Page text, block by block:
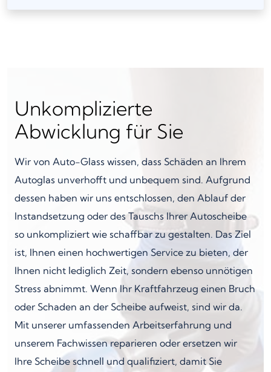
Unkomplizierte
Abwicklung für Sie
Wir von Auto-Glass wissen, dass Schäden an Ihrem
Autoglas unverhofft und unbequem sind. Aufgrund
dessen haben wir uns entschlossen, den Ablauf der
Instandsetzung oder des Tauschs Ihrer Autoscheibe
so unkompliziert wie schaffbar zu gestalten. Das Ziel
ist, Ihnen einen hochwertigen Service zu bieten, der
Ihnen nicht lediglich Zeit, sondern ebenso unnötigen
Stress abnimmt. Wenn Ihr Kraftfahrzeug einen Bruch
oder Schaden an der Scheibe aufweist, sind wir da.
Mit unserer umfassenden Arbeitserfahrung und
unserem Fachwissen reparieren oder ersetzen wir
Ihre Scheibe schnell und qualifiziert, damit Sie